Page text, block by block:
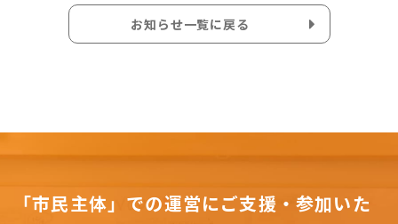
お知らせ一覧に戻る
「市民主体」での運営にご支援・参加いた